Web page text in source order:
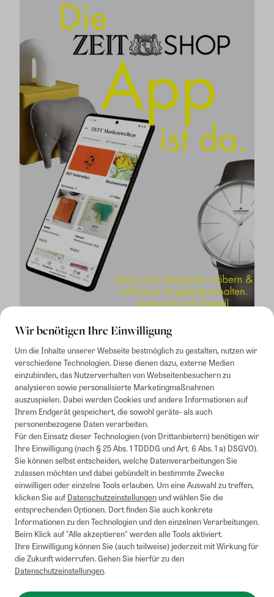
Wir benötigen Ihre Einwilligung
Um die Inhalte unserer Webseite bestmöglich zu gestalten, nutzen wir
verschiedene Technologien. Diese dienen dazu, externe Medien
einzubinden, das Nutzerverhalten von Webseitenbesuchern zu
analysieren sowie personalisierte Marketingmaßnahmen
auszuspielen. Dabei werden Cookies und andere Informationen auf
Ihrem Endgerät gespeichert, die sowohl geräte- als auch
personenbezogene Daten verarbeiten.
Für den Einsatz dieser Technologien (von Drittanbietern) benötigen wir
Ihre Einwilligung (nach § 25 Abs. 1 TDDDG und Art. 6 Abs. 1 a) DSGVO).
Sie können selbst entscheiden, welche Datenverarbeitungen Sie
zulassen möchten und dabei gebündelt in bestimmte Zwecke
einwilligen oder einzelne Tools erlauben. Um eine Auswahl zu treffen,
klicken Sie aufDatenschutzeinstellungenund wählen Sie die
entsprechenden Optionen. Dort finden Sie auch konkrete
Informationen zu den Technologien und den einzelnen Verarbeitungen.
Beim Klick auf "Alle akzeptieren" werden alle Tools aktiviert.
Ihre Einwilligung können Sie (auch teilweise) jederzeit mit Wirkung für
die Zukunft widerrufen. Gehen Sie hierfür zu den
Datenschutzeinstellungen.
1Mindestbestellwert von 50€. Nicht anwendbar auf Produkte, die der
Buchpreisbindung unterliegen, ZEIT-Akademie, e-Books. Keine
Barauszahlung möglich. Nicht mit weiteren Gutscheinen/Rabatten
kombinierbar.
Briefsendungen sind vom kostenlosen Rückversand ausgeschlossen.
Weitere Informationen zu Rücksendungen finden Sie hier.
Alle Preise inkl. gesetzl. MwSt. zzgl. Versandkosten
Instagram Pinterest